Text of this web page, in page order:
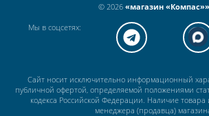
© 2026 «магазин «Компас»»
Мы в соцсетях:
Сайт носит исключительно информационный
публичной офертой, определяемой положениями
кодекса Российской Федерации. Наличие
менеджера (продавца)